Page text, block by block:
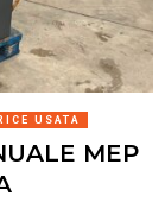
USATA
MEP